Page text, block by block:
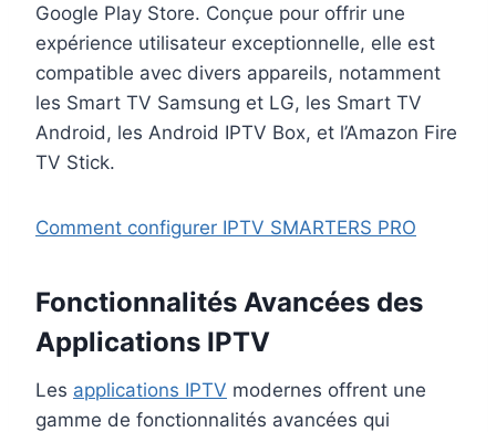
Google Play Store. Conçue pour offrir une
expérience utilisateur exceptionnelle, elle est
compatible avec divers appareils, notamment
les Smart TV Samsung et LG, les Smart TV
Android, les Android IPTV Box, et l’Amazon Fire
TV Stick.
Comment configurer IPTV SMARTERS PRO
Fonctionnalités Avancées des
Applications IPTV
Les applications IPTV modernes offrent une
gamme de fonctionnalités avancées qui